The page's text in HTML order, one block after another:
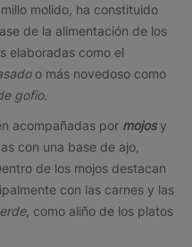
molido, ha constituido
de la alimentación de los
elaboradas como el
o más novedoso como
gofio.
acompañadas por mojosy
con una base de ajo,
de los mojos destacan
con las carnes y las
, como aliño de los platos